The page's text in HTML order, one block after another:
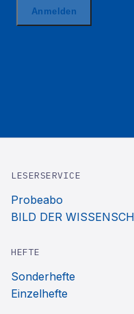
LESERSERVICE
Probeabo
BILD DER
HEFTE
Sonderhefte
Einzelhefte